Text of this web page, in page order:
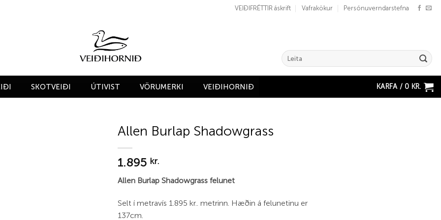
VEIÐIFRÉTTIR áskrift Vafrakökur Persónuverndarstefna
Search
for:
SKOTVEIÐI ÚTIVIST VÖRUMERKI VEIÐIHORNIÐ KARFA / 0 KR.
Allen Burlap Shadowgrass
1.895 kr.
Allen Burlap Shadowgrass felunet
Selt í metravís 1.895 kr.. metrinn. Hæðin á felunetinu er
137cm.